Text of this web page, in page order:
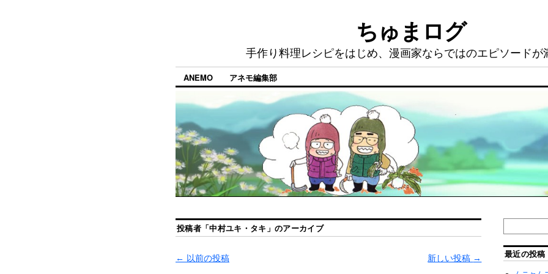
ちゅまログ
手作り料理レシピをはじめ、漫画家ならではのエピソードが
ANEMO アネモ編集部
投稿者「中村ユキ・タキ 」のアーカイブ
← 以前の投稿 新しい投稿 → 最近の投稿